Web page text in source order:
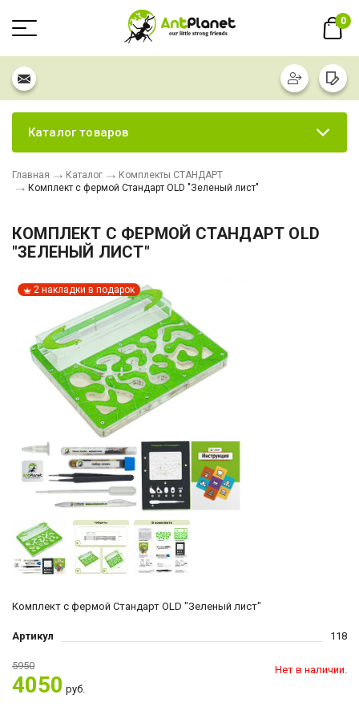
0
Каталог товаров
Главная Каталог
Комплекты СТАНДАРТ
Комплект с фермой Стандарт OLD "Зеленый лист"
КОМПЛЕКТ С ФЕРМОЙ СТАНДАРТ OLD
"ЗЕЛЕНЫЙ ЛИСТ"
2 накладки в подарок
Комплект с фермой Стандарт OLD "Зеленый лист"
Артикул 118
5950
4050 руб.
Нет в наличии.